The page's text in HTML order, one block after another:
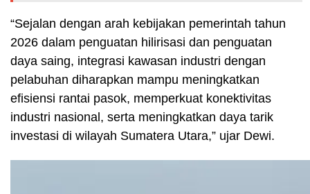
“Sejalan dengan arah kebijakan pemerintah tahun
2026 dalam penguatan hilirisasi dan penguatan
daya saing, integrasi kawasan industri dengan
pelabuhan diharapkan mampu meningkatkan
efisiensi rantai pasok, memperkuat konektivitas
industri nasional, serta meningkatkan daya tarik
investasi di wilayah Sumatera Utara,” ujar Dewi.